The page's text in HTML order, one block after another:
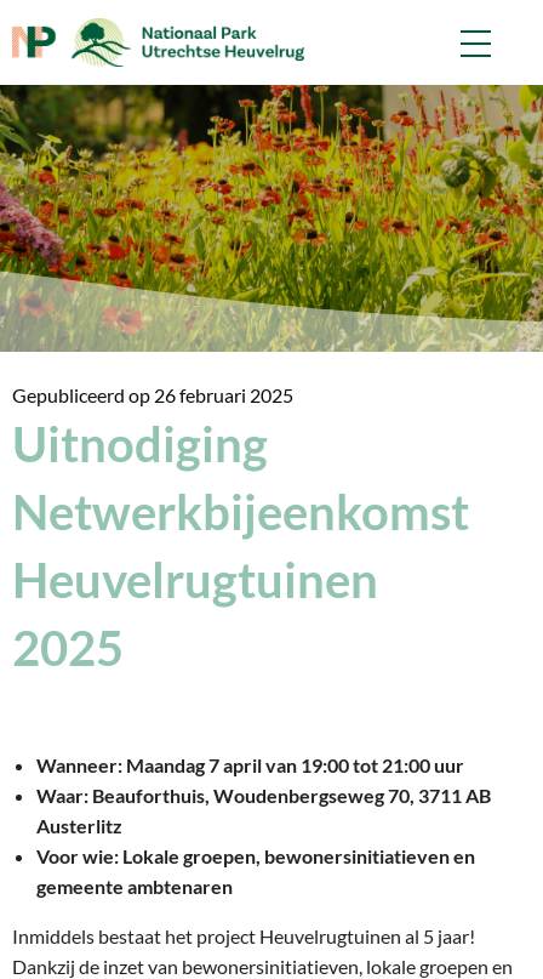
Gepubliceerd op 26 februari 2025
Uitnodiging
Netwerkbijeenkomst
Heuvelrugtuinen
2025
Wanneer: Maandag 7 april van 19:00 tot 21:00 uur
Waar: Beauforthuis, Woudenbergseweg 70, 3711 AB
Austerlitz
Voor wie: Lokale groepen, bewonersinitiatieven en
gemeente ambtenaren
Inmiddels bestaat het project Heuvelrugtuinen al 5 jaar!
Dankzij de inzet van bewonersinitiatieven, lokale groepen en